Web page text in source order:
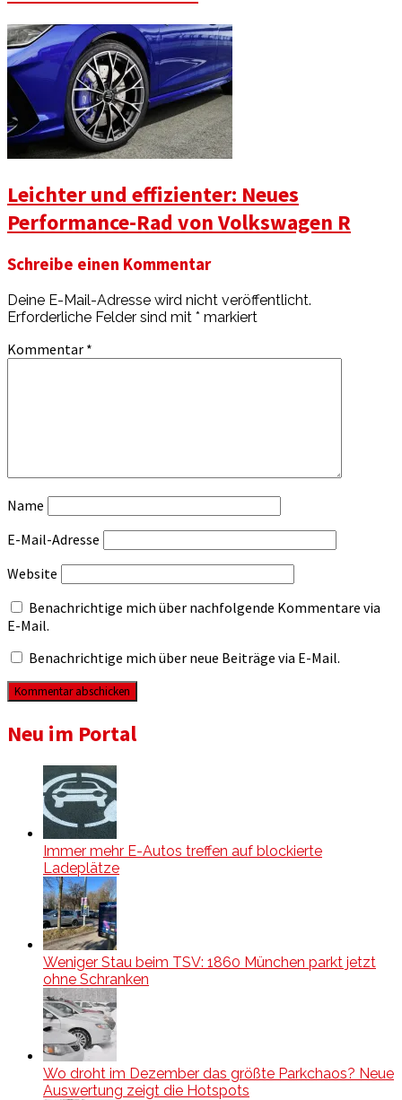
Leichter und effizienter: Neues
Performance-Rad von Volkswagen R
Schreibe einen Kommentar
Deine E-Mail-Adresse wird nicht veröffentlicht.
Erforderliche Felder sind mit * markiert
Kommentar *
Name
E-Mail-Adresse
Website
Benachrichtige mich über nachfolgende Kommentare via
E-Mail.
Benachrichtige mich über neue Beiträge via E-Mail.
Neu im Portal
Immer mehr E-Autos treffen auf blockierte
Ladeplätze
Weniger Stau beim TSV: 1860 München parkt jetzt
ohne Schranken
Wo droht im Dezember das größte Parkchaos? Neue
Auswertung zeigt die Hotspots